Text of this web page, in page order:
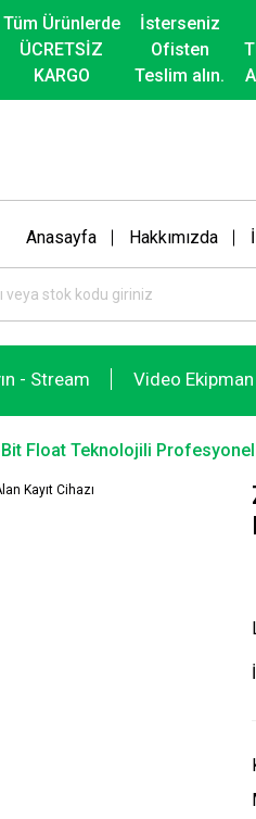
Tüm Ürünlerde
ÜCRETSİZ
KARGO
İsterseniz
Ofisten
Teslim alın.
Anasayfa Hakkımızda
- Stream Video Ekipman
Float Teknolojili Profesyonel